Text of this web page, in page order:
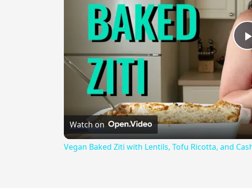
Watch on
Vegan Baked Ziti with Lentils, Tofu Ricotta, and